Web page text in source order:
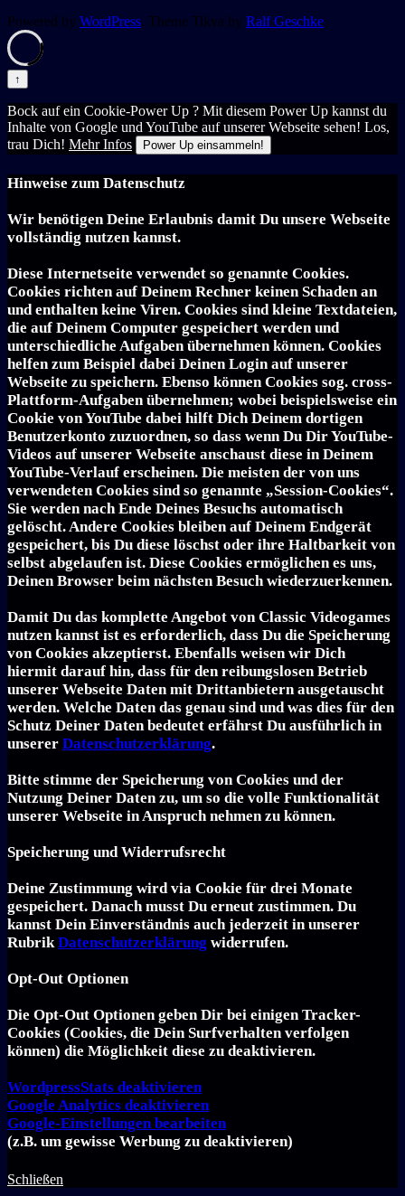
Powered by WordPress. Theme Tikva by Ralf Geschke.
↑
Bock auf ein Cookie-Power Up ? Mit diesem Power Up kannst du
Inhalte von Google und YouTube auf unserer Webseite sehen! Los,
trau Dich! Mehr Infos Power Up einsammeln!
Hinweise zum Datenschutz
Wir benötigen Deine Erlaubnis damit Du unsere Webseite
vollständig nutzen kannst.
Diese Internetseite verwendet so genannte Cookies.
Cookies richten auf Deinem Rechner keinen Schaden an
und enthalten keine Viren. Cookies sind kleine Textdateien,
die auf Deinem Computer gespeichert werden und
unterschiedliche Aufgaben übernehmen können. Cookies
helfen zum Beispiel dabei Deinen Login auf unserer
Webseite zu speichern. Ebenso können Cookies sog. cross-
Plattform-Aufgaben übernehmen; wobei beispielsweise ein
Cookie von YouTube dabei hilft Dich Deinem dortigen
Benutzerkonto zuzuordnen, so dass wenn Du Dir YouTube-
Videos auf unserer Webseite anschaust diese in Deinem
YouTube-Verlauf erscheinen. Die meisten der von uns
verwendeten Cookies sind so genannte „Session-Cookies“.
Sie werden nach Ende Deines Besuchs automatisch
gelöscht. Andere Cookies bleiben auf Deinem Endgerät
gespeichert, bis Du diese löschst oder ihre Haltbarkeit von
selbst abgelaufen ist. Diese Cookies ermöglichen es uns,
Deinen Browser beim nächsten Besuch wiederzuerkennen.
Damit Du das komplette Angebot von Classic Videogames
nutzen kannst ist es erforderlich, dass Du die Speicherung
von Cookies akzeptierst. Ebenfalls weisen wir Dich
hiermit darauf hin, dass für den reibungslosen Betrieb
unserer Webseite Daten mit Drittanbietern ausgetauscht
werden. Welche Daten das genau sind und was dies für den
Schutz Deiner Daten bedeutet erfährst Du ausführlich in
unserer Datenschutzerklärung.
Bitte stimme der Speicherung von Cookies und der
Nutzung Deiner Daten zu, um so die volle Funktionalität
unserer Webseite in Anspruch nehmen zu können.
Speicherung und Widerrufsrecht
Deine Zustimmung wird via Cookie für drei Monate
gespeichert. Danach musst Du erneut zustimmen. Du
kannst Dein Einverständnis auch jederzeit in unserer
RubrikDatenschutzerklärung widerrufen.
Opt-Out Optionen
Die Opt-Out Optionen geben Dir bei einigen Tracker-
Cookies (Cookies, die Dein Surfverhalten verfolgen
können) die Möglichkeit diese zu deaktivieren.
Word­press­Stats de­ak­ti­vie­ren
Goog­le Ana­ly­tics de­ak­ti­vie­ren
Goog­le-Einstellungen bearbeiten
(z.B. um gewisse Werbung zu de­ak­ti­vie­ren)
Schließen